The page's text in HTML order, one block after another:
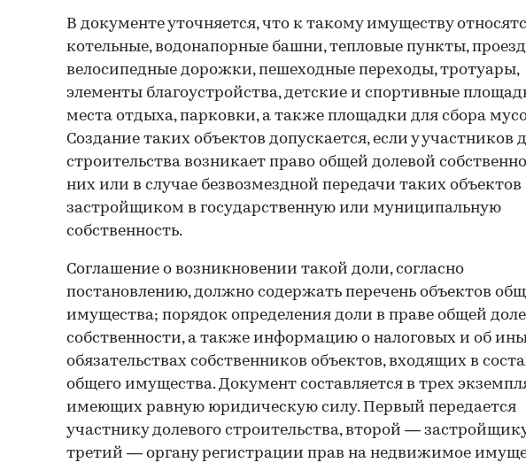
В документе уточняется, что к такому имуществу
котельные, водонапорные башни, тепловые пункты,
велосипедные дорожки, пешеходные переходы, тротуары,
элементы благоустройства, детские и спортивные
места отдыха, парковки, а также площадки для сбора
Создание таких объектов допускается, если у участников
строительства возникает право общей долевой
них или в случае безвозмездной передачи таких объектов
застройщиком в государственную или муниципальную
собственность.
Соглашение о возникновении такой доли, согласно
постановлению, должно содержать перечень объектов
имущества; порядок определения доли в праве общей
собственности, а также информацию о налоговых и об
обязательствах собственников объектов, входящих в
общего имущества. Документ составляется в трех
имеющих равную юридическую силу. Первый передается
участнику долевого строительства, второй —
третий — органу регистрации прав на недвижимое